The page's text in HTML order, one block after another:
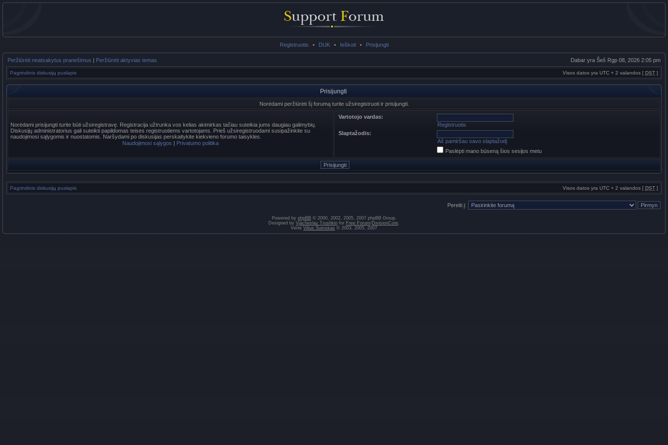
Registruotis • DUK • Ieškoti • Prisijungti
Peržiūrėti neatsakytus pranešimus | Peržiūrėti aktyvias temas Dabar yra Šeš Rgp 08, 2026 2:05 pm
Pagrindinis diskusijų puslapis Visos datos yra UTC + 2 valandos [ DST ]
Prisijungti
Norėdami peržiūrėti šį forumą turite užsiregistruoti ir prisijungti.
Norėdami prisijungti turite būti užsiregistravę. Registracija užtrunka vos kelias akimirkas tačiau suteikia jums daugiau galimybių.
Diskusijų administratorius gali suteikti papildomas teises registruotiems vartotojams. Prieš užsiregistruodami susipažinkite su
naudojimosi sąlygomis ir nuostatomis. Naršydami po diskusijas perskaitykite kiekvieno forumo taisykles.
Naudojimosi sąlygos | Privatumo politika
Vartotojo vardas:
Registruotis
Slaptažodis:
Aš pamiršau savo slaptažodį
Paslėpti mano būseną šios sesijos metu
Pagrindinis diskusijų puslapis Visos datos yra UTC + 2 valandos [ DST ]
Pereiti į:
Powered by phpBB© 2000, 2002, 2005, 2007 phpBB Group.
Designed by Vjacheslav Trushkin for Free Forum/DivisionCore.
Vertė Vilius Šumskas © 2003, 2005, 2007